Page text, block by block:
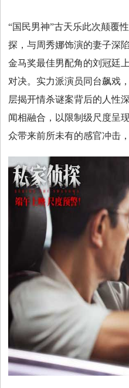
“国民男神”古天乐此次颠覆
探，与周秀娜饰演的妻子深
金马奖最佳男配角的刘冠廷
对决。实力派演员同台飙戏
层揭开情杀谜案背后的人性
闻相融合，以限制级尺度呈
众带来前所未有的感官冲击